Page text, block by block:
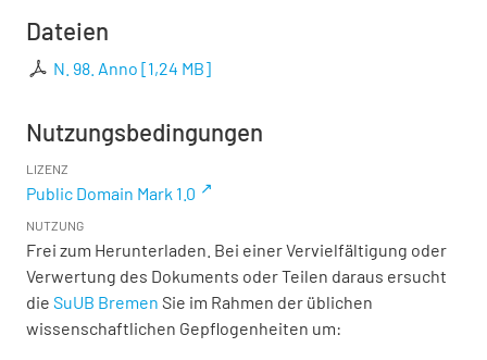
Dateien
N. 98. Anno [1,24 MB]
Nutzungsbedingungen
LIZENZ
Public Domain Mark 1.0
NUTZUNG
Frei zum Herunterladen. Bei einer Vervielfältigung oder
Verwertung des Dokuments oder Teilen daraus ersucht
die SuUB Bremen Sie im Rahmen der üblichen
wissenschaftlichen Gepflogenheiten um: